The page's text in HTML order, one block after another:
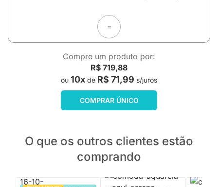
=
Compre um produto por:
R$ 719,88
ou 10x de R$ 71,99 s/juros
COMPRAR ÚNICO
O que os outros clientes estão
comprando